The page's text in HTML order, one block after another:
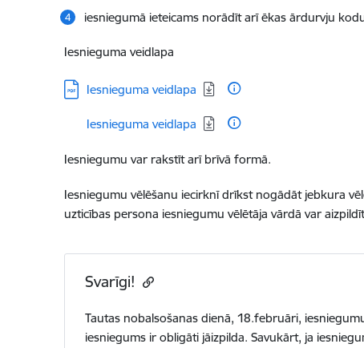
iesniegumā ieteicams norādīt arī ēkas ārdurvju
Iesnieguma veidlapa
Lejupielādēt:
Iesnieguma veidlapa
Lejupielādēt:
Iesnieguma veidlapa
Iesniegumu var rakstīt arī brīvā formā.
Iesniegumu vēlēšanu iecirknī drīkst nogādāt jebkura
uzticības persona iesniegumu vēlētāja vārdā var
Svarīgi!
Tautas nobalsošanas dienā, 18.februāri,
iesniegums ir obligāti jāizpilda. Savukārt, ja